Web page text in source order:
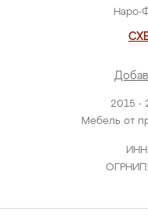
2015 -
Мебель от
Наро-